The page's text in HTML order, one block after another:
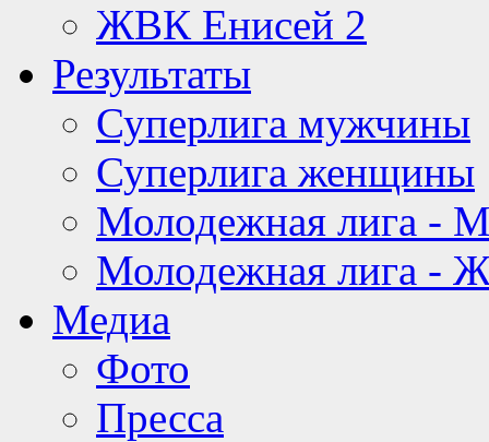
ЖВК Енисей 2
Результаты
Суперлига мужчины
Суперлига женщины
Молодежная лига -
Молодежная лига -
Медиа
Фото
Пресса